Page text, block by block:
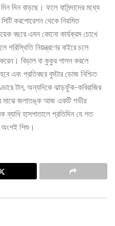
দিন বাড়ছে। ফলে বাসিন্দাদের মধ্যে
করপোরেশন থেকে নিয়মিত
বছরে এমন কোনো কার্যক্রম চোখে
নিয়ন্ত্রণের বাইরে চলে
বিড়াল বা কুকুর পালন করলে
এবং প্রতিবছর বুস্টার ডোজ নিশ্চিত
টান, অন্যদিকে ঝাড়ফুঁক-কবিরাজির
মাঝে জলাতঙ্ক আজ একটি গভীর
হাসপাতালে প্রতিদিন যে শত
অংশই শিশু।